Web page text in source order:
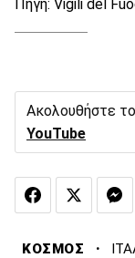
Πηγή: Vigili del
Ακολουθήστε
YouTube
ΚΟΣΜΟΣ ·